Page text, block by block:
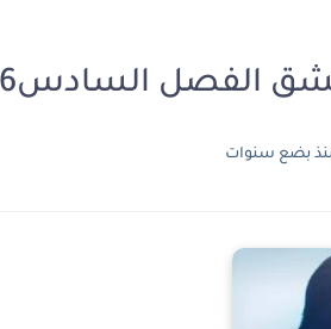
السادس6 بقلم نهال مصطفى
بضع سنوات